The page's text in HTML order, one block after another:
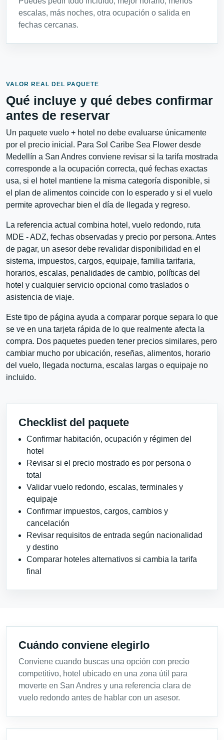
escalas, más noches, otra ocupación o salida en
fechas cercanas.
VALOR REAL DEL PAQUETE
Qué incluye y qué debes confirmar
antes de reservar
Un paquete vuelo + hotel no debe evaluarse únicamente
por el precio inicial. Para Sol Caribe Sea Flower desde
Medellín a San Andres conviene revisar si la tarifa mostrada
corresponde a la ocupación correcta, qué fechas exactas
usa, si el hotel mantiene la misma categoría disponible, si
el plan de alimentos coincide con lo esperado y si el vuelo
permite aprovechar bien el día de llegada y regreso.
La referencia actual combina hotel, vuelo redondo, ruta
MDE - ADZ, fechas observadas y precio por persona. Antes
de pagar, un asesor debe revalidar disponibilidad en el
sistema, impuestos, cargos, equipaje, familia tarifaria,
horarios, escalas, penalidades de cambio, políticas del
hotel y cualquier servicio opcional como traslados o
asistencia de viaje.
Este tipo de página ayuda a comparar porque separa lo que
se ve en una tarjeta rápida de lo que realmente afecta la
compra. Dos paquetes pueden tener precios similares, pero
cambiar mucho por ubicación, reseñas, alimentos, horario
del vuelo, llegada nocturna, escalas largas o equipaje no
incluido.
Checklist del paquete
Confirmar habitación, ocupación y régimen del
hotel
Revisar si el precio mostrado es por persona o
total
Validar vuelo redondo, escalas, terminales y
equipaje
Confirmar impuestos, cargos, cambios y
cancelación
Revisar requisitos de entrada según nacionalidad
y destino
Comparar hoteles alternativos si cambia la tarifa
final
Cuándo conviene elegirlo
Conviene cuando buscas una opción con precio
competitivo, hotel ubicado en una zona útil para
moverte en San Andres y una referencia clara de
vuelo redondo antes de hablar con un asesor.